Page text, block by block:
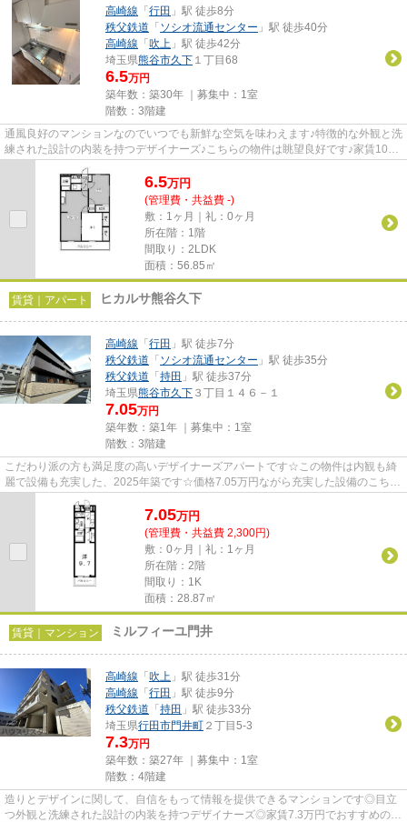
高崎線 「 行田 」駅 徒歩8分
秩父鉄道 「 ソシオ流通センター 」駅 徒歩40分
高崎線 「 吹上 」駅 徒歩42分
埼玉県熊谷市久下 １丁目68
6.5万円
築年数：築30年 ｜募集中： 1室
階数：3階建
通風良好のマンションなのでいつでも新鮮な空気を味わえます♪特徴的な外観と洗
練された設計の内装を持つデザイナーズ♪こちらの物件は眺望良好です♪家賃10万
円以下のマンションをお探し...
6.5万円
(管理費・共益費 -)
敷：1ヶ月｜礼：0ヶ月
所在階：1階
間取り：2LDK
面積：56.85㎡
賃貸｜アパート ヒカルサ熊谷久下
高崎線 「 行田 」駅 徒歩7分
秩父鉄道 「 ソシオ流通センター 」駅 徒歩35分
秩父鉄道 「 持田 」駅 徒歩37分
埼玉県熊谷市久下 ３丁目１４６－１
7.05万円
築年数：築1年 ｜募集中： 1室
階数：3階建
こだわり派の方も満足度の高いデザイナーズアパートです☆この物件は内観も綺
麗で設備も充実した、2025年築です☆価格7.05万円ながら充実した設備のこちら
の物件は、多くの方におすすめ...
7.05万円
(管理費・共益費 2,300円)
敷：0ヶ月｜礼：1ヶ月
所在階：2階
間取り：1K
面積：28.87㎡
賃貸｜マンション ミルフィーユ門井
高崎線 「 吹上 」駅 徒歩31分
高崎線 「 行田 」駅 徒歩9分
秩父鉄道 「 持田 」駅 徒歩33分
埼玉県行田市門井町 ２丁目5-3
7.3万円
築年数：築27年 ｜募集中： 1室
階数：4階建
造りとデザインに関して、自信をもって情報を提供できるマンションです◎目立
つ外観と洗練された設計の内装を持つデザイナーズ◎家賃7.3万円でおすすめの物